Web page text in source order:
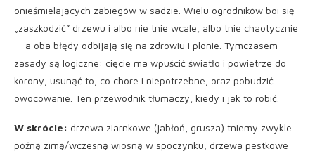
onieśmielających zabiegów w sadzie. Wielu ogrodników boi się
„zaszkodzić” drzewu i albo nie tnie wcale, albo tnie chaotycznie
— a oba błędy odbijają się na zdrowiu i plonie. Tymczasem
zasady są logiczne: cięcie ma wpuścić światło i powietrze do
korony, usunąć to, co chore i niepotrzebne, oraz pobudzić
owocowanie. Ten przewodnik tłumaczy, kiedy i jak to robić.
W skrócie: drzewa ziarnkowe (jabłoń, grusza) tniemy zwykle
późną zimą/wczesną wiosną w spoczynku; drzewa pestkowe